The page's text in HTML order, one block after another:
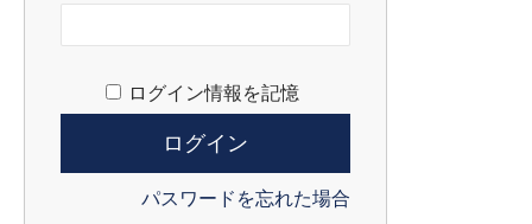
ログイン情報を記憶
パスワードを忘れた場合